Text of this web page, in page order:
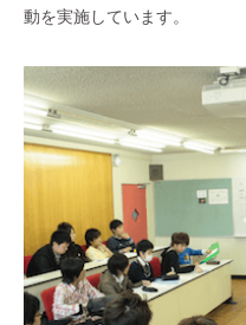
動を実施しています。